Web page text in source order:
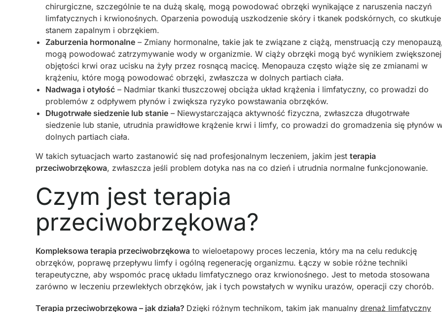
chirurgiczne, szczególnie te na dużą skalę, mogą powodować obrzęki wynikające z naruszenia naczyń
limfatycznych i krwionośnych. Oparzenia powodują uszkodzenie skóry i tkanek podskórnych, co skutkuje
stanem zapalnym i obrzękiem.
Zaburzenia hormonalne – Zmiany hormonalne, takie jak te związane z ciążą, menstruacją czy
mogą powodować zatrzymywanie wody w organizmie. W ciąży obrzęki mogą być wynikiem zwiększonej
objętości krwi oraz ucisku na żyły przez rosnącą macicę. Menopauza często wiąże się ze zmianami w
krążeniu, które mogą powodować obrzęki, zwłaszcza w dolnych partiach ciała.
Nadwaga i otyłość – Nadmiar tkanki tłuszczowej obciąża układ krążenia i limfatyczny, co prowadzi do
problemów z odpływem płynów i zwiększa ryzyko powstawania obrzęków.
Długotrwałe siedzenie lub stanie – Niewystarczająca aktywność fizyczna, zwłaszcza długotrwałe
siedzenie lub stanie, utrudnia prawidłowe krążenie krwi i limfy, co prowadzi do gromadzenia się płynów
dolnych partiach ciała.
W takich sytuacjach warto zastanowić się nad profesjonalnym leczeniem, jakim jest terapia
przeciwobrzękowa, zwłaszcza jeśli problem dotyka nas na co dzień i utrudnia normalne funkcjonowanie.
Czym jest terapia
przeciwobrzękowa?
Kompleksowa terapia przeciwobrzękowa to wieloetapowy proces leczenia, który ma na celu redukcję
obrzęków, poprawę przepływu limfy i ogólną regenerację organizmu. Łączy w sobie różne techniki
terapeutyczne, aby wspomóc pracę układu limfatycznego oraz krwionośnego. Jest to metoda stosowana
zarówno w leczeniu przewlekłych obrzęków, jak i tych powstałych w wyniku urazów, operacji czy chorób.
Terapia przeciwobrzękowa – jak działa? Dzięki różnym technikom, takim jak manualny drenaż limfatyczny